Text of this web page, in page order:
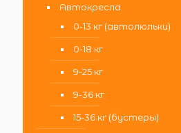
Автокресла
0-13 кг (автолюльки)
0-18 кг
9-25 кг
9-36 кг
15-36 кг (бустеры)